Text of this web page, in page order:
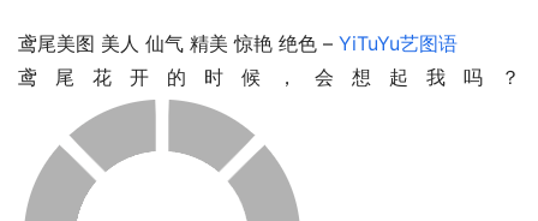
鸢尾美图 美人 仙气 精美 惊艳 绝色 – YiTuYu艺图语
鸢尾花开的时候，会想起我吗？